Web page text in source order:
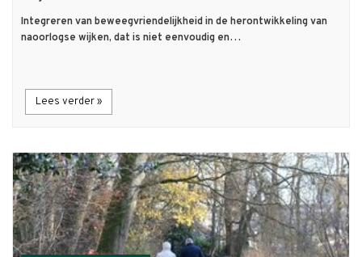
Integreren van beweegvriendelijkheid in de herontwikkeling van
naoorlogse wijken, dat is niet eenvoudig en…
Lees verder »